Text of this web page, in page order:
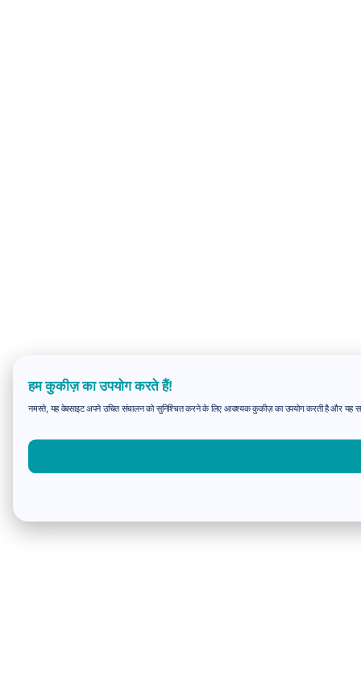
हम कुकीज़ का उपयोग करते हैं!
नमस्ते, यह वेबसाइट अपने उचित संचालन को सुनिश्चित करने के लिए आवश्यक कुकीज़ का उपयोग करती है और यह